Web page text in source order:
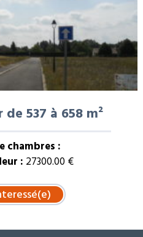
537 à 658 m²
chambres :
: 27300.00 €